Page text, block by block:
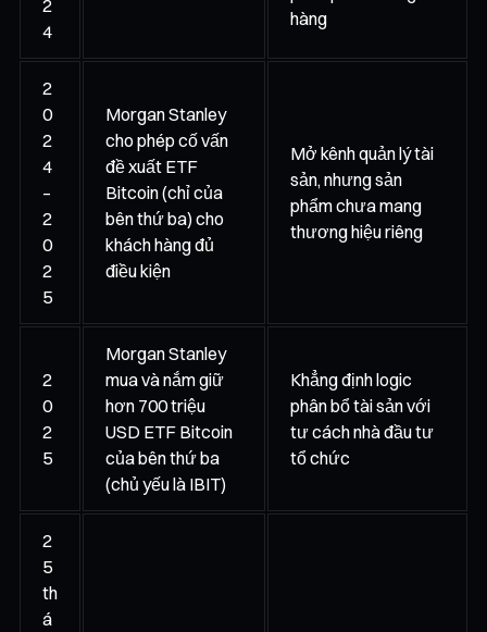
2
4
hàng
2
0
2
4
–
2
0
2
5
Morgan Stanley
cho phép cố vấn
đề xuất ETF
Bitcoin (chỉ của
bên thứ ba) cho
khách hàng đủ
điều kiện
Mở kênh quản lý tài
sản, nhưng sản
phẩm chưa mang
thương hiệu riêng
2
0
2
5
Morgan Stanley
mua và nắm giữ
hơn 700 triệu
USD ETF Bitcoin
của bên thứ ba
(chủ yếu là IBIT)
Khẳng định logic
phân bổ tài sản với
tư cách nhà đầu tư
tổ chức
2
5
th
á